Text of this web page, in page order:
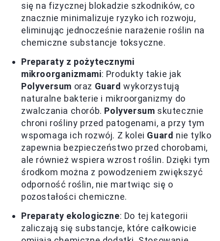
się na fizycznej blokadzie szkodników, co
znacznie minimalizuje ryzyko ich rozwoju,
eliminując jednocześnie narażenie roślin na
chemiczne substancje toksyczne.
Preparaty z pożytecznymi
mikroorganizmami: Produkty takie jak
Polyversum oraz Guard wykorzystują
naturalne bakterie i mikroorganizmy do
zwalczania chorób. Polyversum skutecznie
chroni rośliny przed patogenami, a przy tym
wspomaga ich rozwój. Z kolei Guard nie tylko
zapewnia bezpieczeństwo przed chorobami,
ale również wspiera wzrost roślin. Dzięki tym
środkom można z powodzeniem zwiększyć
odporność roślin, nie martwiąc się o
pozostałości chemiczne.
Preparaty ekologiczne: Do tej kategorii
zaliczają się substancje, które całkowicie